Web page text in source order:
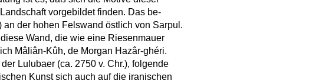
vorgebildet finden. Das be-
der hohen Felswand östlich von Sarpul.
Wand, die wie eine Riesenmauer
Mâliân-Kûh, de Morgan Hazâr-ghéri.
Lulubaer (ca. 2750 v. Chr.), folgende
Kunst sich auch auf die iranischen